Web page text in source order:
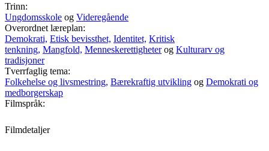
Trinn:
Ungdomsskole og Videregående
Overordnet læreplan:
Demokrati, Etisk bevissthet, Identitet, Kritisk
tenkning, Mangfold, Menneskerettigheterog Kulturarv og
tradisjoner
Tverrfaglig tema:
Folkehelse og livsmestring, Bærekraftig utvikling og Demokrati og
medborgerskap
Filmspråk:
Filmdetaljer